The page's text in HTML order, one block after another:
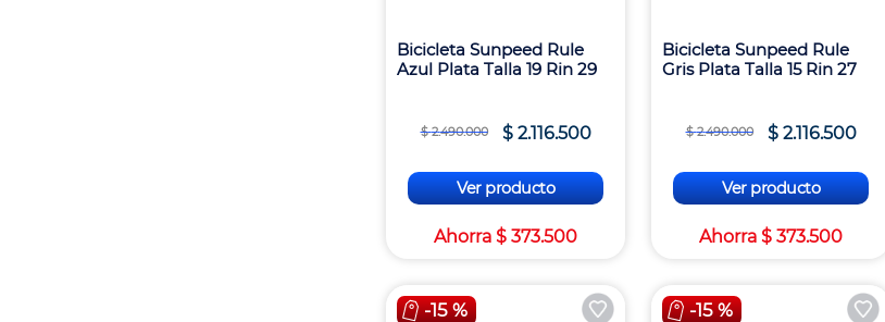
Bicicleta Sunpeed Rule
Azul Plata Talla 19 Rin 29
$ 2.490.000 $ 2.116.500
Ver producto
Ahorra $ 373.500
Bicicleta Sunpeed Rule
Gris Plata Talla 15 Rin 27
$ 2.490.000 $ 2.116.500
Ver producto
Ahorra $ 373.500
-15 % -15 %